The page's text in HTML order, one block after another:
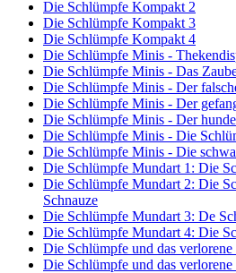
Die Schlümpfe Kompakt 2
Die Schlümpfe Kompakt 3
Die Schlümpfe Kompakt 4
Die Schlümpfe Minis -
Die Schlümpfe Minis - Das
Die Schlümpfe Minis - Der
Die Schlümpfe Minis - Der
Die Schlümpfe Minis - Der
Die Schlümpfe Minis - Die
Die Schlümpfe Minis - Die
Die Schlümpfe Mundart 1: Die
Die Schlümpfe Mundart 2: Die
Schnauze
Die Schlümpfe Mundart 3: De
Die Schlümpfe Mundart 4: Die
Die Schlümpfe und das verlorene
Die Schlümpfe und das